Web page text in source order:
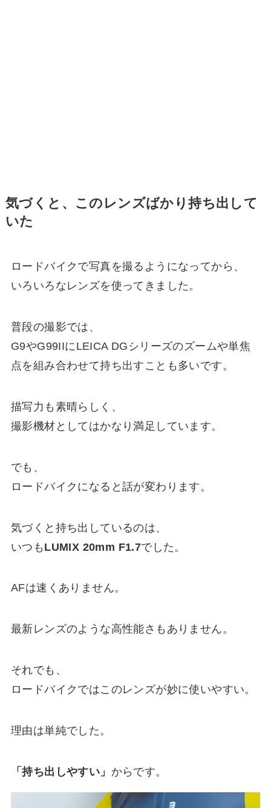
気づくと、このレンズばかり持ち出して
いた
ロードバイクで写真を撮るようになってから、
いろいろなレンズを使ってきました。
普段の撮影では、
G9やG99IIにLEICA DGシリーズのズームや単焦
点を組み合わせて持ち出すことも多いです。
描写力も素晴らしく、
撮影機材としてはかなり満足しています。
でも、
ロードバイクになると話が変わります。
気づくと持ち出しているのは、
いつも LUMIX 20mm F1.7でした。
AFは速くありません。
最新レンズのような高性能さもありません。
それでも、
ロードバイクではこのレンズが妙に使いやすい。
理由は単純でした。
「持ち出しやすい」 からです。